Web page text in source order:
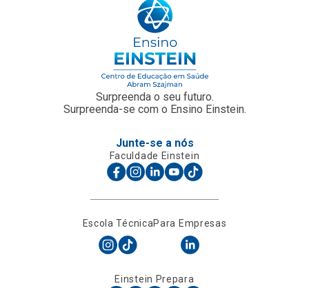
Surpreenda o seu futuro.
Surpreenda-se com o Ensino Einstein.
Junte-se a nós
Faculdade Einstein
Escola TécnicaPara Empresas
Einstein Prepara